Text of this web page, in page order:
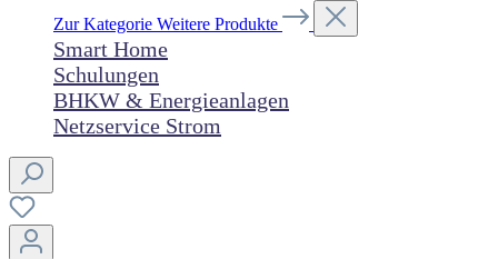
Zur Kategorie Weitere Produkte
Smart Home
Schulungen
BHKW & Energieanlagen
Netzservice Strom